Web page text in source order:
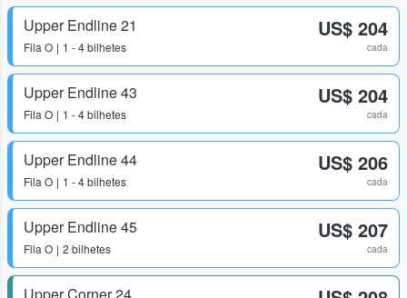
Upper Endline 21
Fila O 1 - 4 bilhetes
US$ 204
cada
Upper Endline 43
Fila O 1 - 4 bilhetes
US$ 204
cada
Upper Endline 44
Fila O 1 - 4 bilhetes
US$ 206
cada
Upper Endline 45
Fila O 2 bilhetes
US$ 207
cada